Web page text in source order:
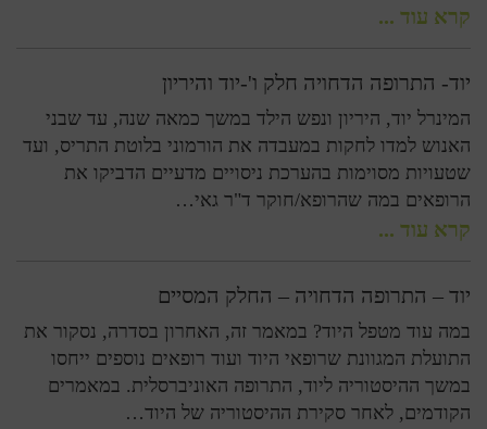
קרא עוד ...
יוד- התרופה הדחויה חלק ו'-יוד והיריון
המינרל יוד, היריון ונפש הילד במשך כמאה שנה, עד שבני
האנוש למדו לחקות במעבדה את הורמוני בלוטת התריס, ועד
שטעויות מסוימות בהערכת ניסויים מדעיים הדביקו את
הרופאים במה שהרופא/חוקר ד"ר גאי…
קרא עוד ...
יוד – התרופה הדחויה – החלק המסיים
במה עוד מטפל היוד? במאמר זה, האחרון בסדרה, נסקור את
התועלת המגוונת שרופאי היוד ועוד רופאים נוספים ייחסו
במשך ההיסטוריה ליוד, התרופה האוניברסלית. במאמרים
הקודמים, לאחר סקירת ההיסטוריה של היוד…